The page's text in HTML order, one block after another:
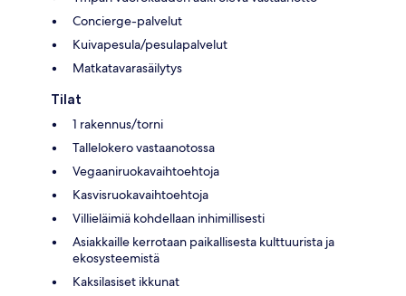
Concierge-palvelut
Kuivapesula/pesulapalvelut
Matkatavarasäilytys
Tilat
1 rakennus/torni
Tallelokero vastaanotossa
Vegaaniruokavaihtoehtoja
Kasvisruokavaihtoehtoja
Villieläimiä kohdellaan inhimillisesti
Asiakkaille kerrotaan paikallisesta kulttuurista ja
ekosysteemistä
Kaksilasiset ikkunat